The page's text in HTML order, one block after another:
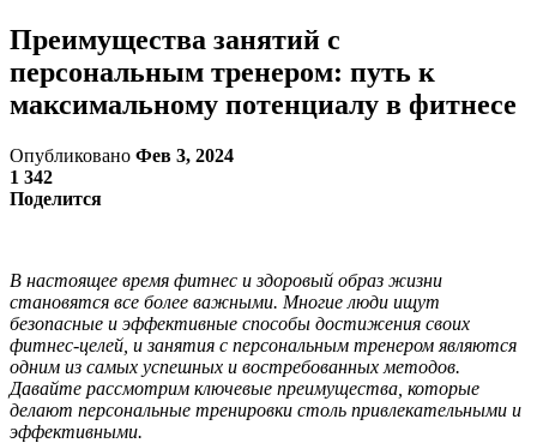
Преимущества занятий с
персональным тренером: путь к
максимальному потенциалу в фитнесе
Опубликовано Фев 3, 2024
1 342
Поделится
В настоящее время фитнес и здоровый образ жизни
становятся все более важными. Многие люди ищут
безопасные и эффективные способы достижения своих
фитнес-целей, и занятия с персональным тренером являются
одним из самых успешных и востребованных методов.
Давайте рассмотрим ключевые преимущества, которые
делают персональные тренировки столь привлекательными и
эффективными.